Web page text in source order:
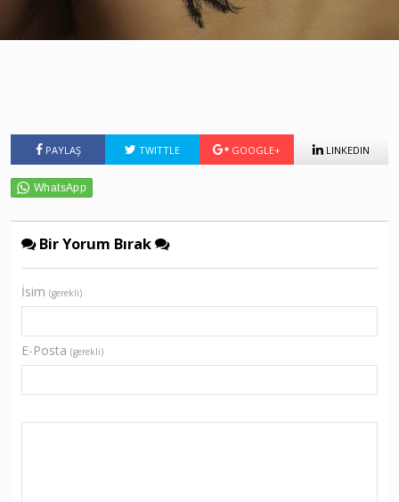
PAYLAŞ TWITTLE GOOGLE+ LINKEDIN
Bir Yorum Bırak
İsim (gerekli)
E-Posta (gerekli)